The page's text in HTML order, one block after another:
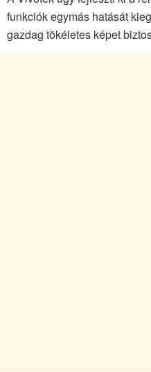
funkciók egymás hatását
gazdag tökéletes képet